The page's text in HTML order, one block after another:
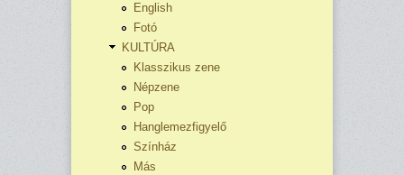
English
Fotó
KULTÚRA
Klasszikus zene
Népzene
Pop
Hanglemezfigyelő
Színház
Más